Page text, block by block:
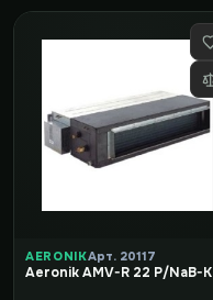
AERONIKАрт. 20117
Aeronik AMV-R 22 P/NaB-K